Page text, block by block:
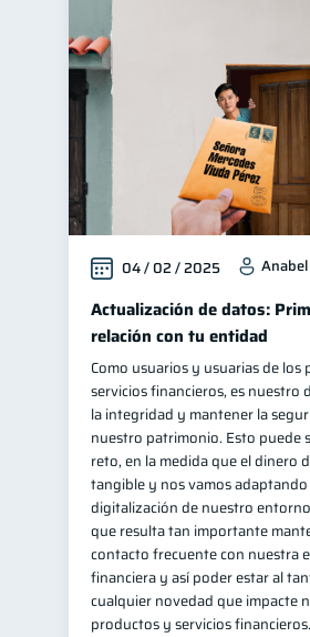
04 / 02 / 2025
Actualización de datos:
relación con tu entidad
Como usuarios y usuarias de los
servicios financieros, es nuestro
la integridad y mantener la
nuestro patrimonio. Esto puede
reto, en la medida que el dinero
tangible y nos vamos adaptando
digitalización de nuestro
que resulta tan importante
contacto frecuente con nuestra
financiera y así poder estar al
cualquier novedad que impacte
productos y servicios financieros.